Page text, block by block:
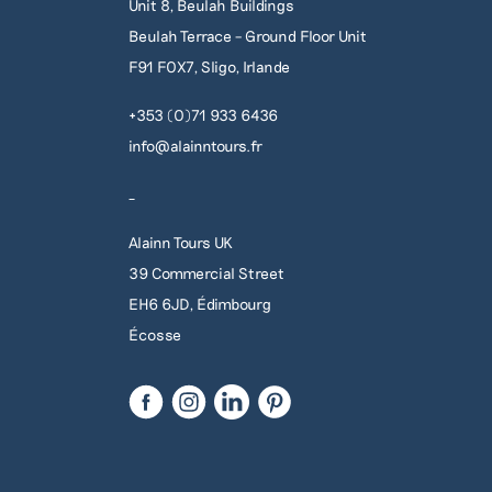
Unit 8, Beulah Buildings
Beulah Terrace – Ground Floor Unit
F91 F0X7, Sligo, Irlande
+353 (0)71 933 6436
info@alainntours.fr
Alainn Tours UK
39 Commercial Street
EH6 6JD, Édimbourg
Écosse